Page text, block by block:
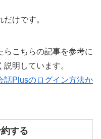
けです。
らこちらの記事を参考に
明しています。
話Plusのログイン方法か
する